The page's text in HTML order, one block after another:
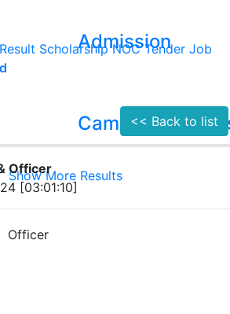
Admission
Campus
Show More Results
Result Scholarship NOC Tender Job
<< Back to list
Officer
[03:01:10]
Officer